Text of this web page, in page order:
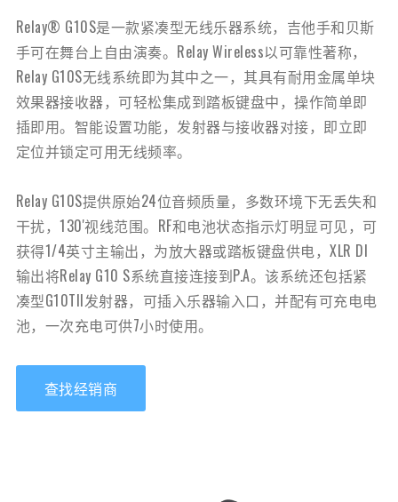
Relay® G10S是一款紧凑型无线乐器系统，吉他手和贝斯
手可在舞台上自由演奏。Relay Wireless以可靠性著称，
Relay G10S无线系统即为其中之一，其具有耐用金属单块
效果器接收器，可轻松集成到踏板键盘中，操作简单即
插即用。智能设置功能，发射器与接收器对接，即立即
定位并锁定可用无线频率。
Relay G10S提供原始24位音频质量，多数环境下无丢失和
干扰，130'视线范围。RF和电池状态指示灯明显可见，可
获得1/4英寸主输出，为放大器或踏板键盘供电，XLR DI
输出将Relay G10 S系统直接连接到P.A。该系统还包括紧
凑型G10TII发射器，可插入乐器输入口，并配有可充电电
池，一次充电可供7小时使用。
查找经销商